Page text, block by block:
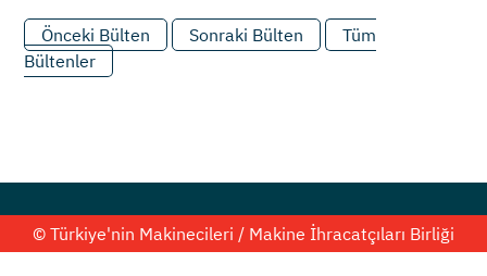
Önceki Bülten Sonraki Bülten
Tüm
Bültenler
© Türkiye'nin Makinecileri / Makine İhracatçıları Birliği